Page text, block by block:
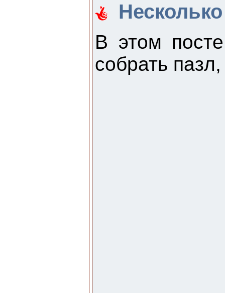
В этом
собрать